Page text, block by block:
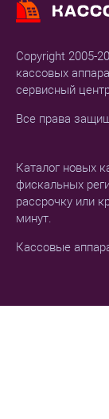
Copyright 2005-
кассовых
сервисный
Все права
Каталог новых
фискальных
рассрочку или
минут.
Кассовые